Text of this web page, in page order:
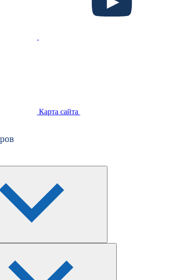
Карта сайта